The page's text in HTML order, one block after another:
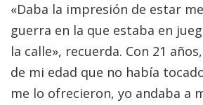
«Daba la impresión de estar
guerra en la que estaba en
la calle», recuerda. Con 21
de mi edad que no había
me lo ofrecieron, yo andaba a